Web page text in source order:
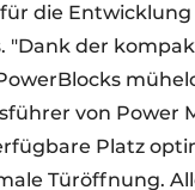
die
"Dank der
von Power
Platz
Türöffnung.